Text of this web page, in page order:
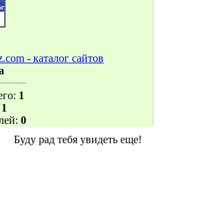
1
1
0
Буду рад тебя увидеть еще!